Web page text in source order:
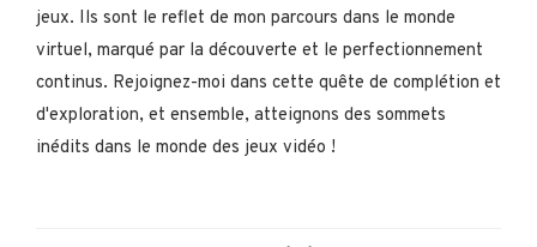
jeux. Ils sont le reflet de mon parcours dans le monde
virtuel, marqué par la découverte et le perfectionnement
continus. Rejoignez-moi dans cette quête de complétion et
d'exploration, et ensemble, atteignons des sommets
inédits dans le monde des jeux vidéo !